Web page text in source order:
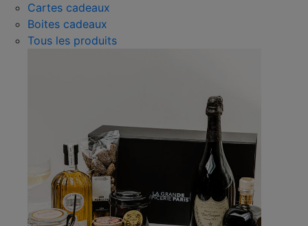
Cartes cadeaux
Boites cadeaux
Tous les produits